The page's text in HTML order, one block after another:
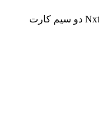
گوشی موبایل تی سی ال مدل 40 NxtPaper دو سیم کارت